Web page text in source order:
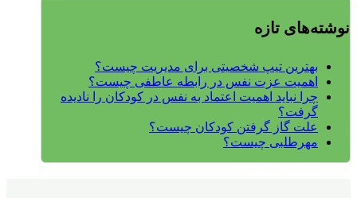
نوشته‌های تازه
بهترین تیپ شخصیتی برای مدیریت چیست؟
اهمیت عزت نفس در رابطه عاطفی چیست؟
چرا نباید اهمیت اعتماد به نفس در کودکان را نادیده
گرفت؟
علت گاز گرفتن کودکان چیست؟
مهرطلبی چیست؟